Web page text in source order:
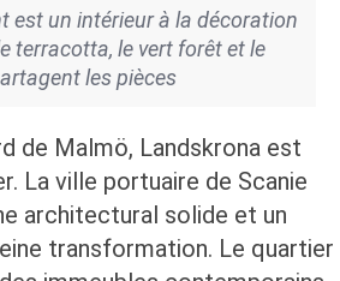
est un intérieur à la décoration
terracotta, le vert forêt et le
les pièces
de Malmö, Landskrona est
La ville portuaire de Scanie
architectural solide et un
transformation. Le quartier